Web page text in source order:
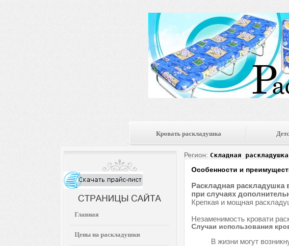
Кровать раскладушка
Главная
Цены на раскладушки
Регион: Складная
Особенности и
Раскладная раскладушка
при случаях
Крепкая и мощная
Незаменимость кровати
Случаи использования
В жизни могут